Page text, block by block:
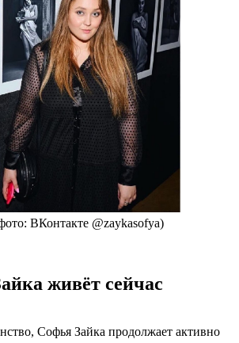
ВКонтакте @zaykasofya)
живёт сейчас
Софья Зайка продолжает активно